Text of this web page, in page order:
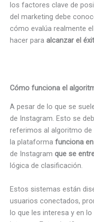
los factores clave de
del marketing debe
cómo evalúa realmente
hacer para alcanzar el
Cómo funciona el
A pesar de lo que se
de Instagram. Esto se
referimos al algoritmo
la plataforma funciona
de Instagram que se
lógica de clasificación.
Estos sistemas están
usuarios conectados,
lo que les interesa y en